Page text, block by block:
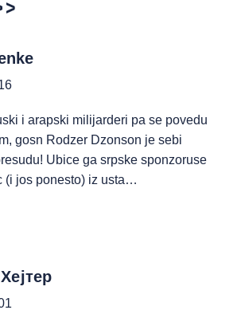
i arapski milijarderi pa se povedu
gosn Rodzer Dzonson je sebi
Ubice ga srpske sponzoruse
(i jos ponesto) iz usta…